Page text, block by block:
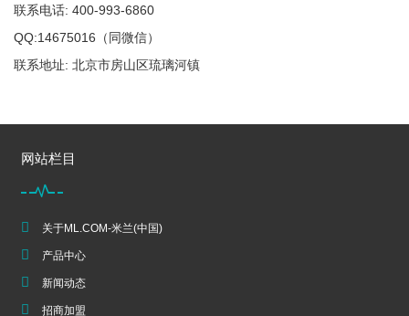
联系电话: 400-993-6860
QQ:14675016（同微信）
联系地址: 北京市房山区琉璃河镇
网站栏目
关于ML.COM-米兰(中国)
产品中心
新闻动态
招商加盟